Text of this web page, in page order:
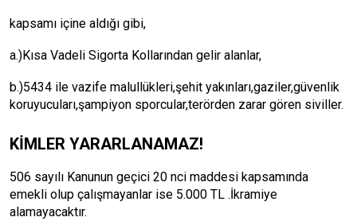
kapsamı içine aldığı gibi,
a.)Kısa Vadeli Sigorta Kollarından gelir alanlar,
b.)5434 ile vazife malullükleri,şehit yakınları,gaziler,güvenlik
koruyucuları,şampiyon sporcular,terörden zarar gören siviller.
KİMLER YARARLANAMAZ!
506 sayılı Kanunun geçici 20 nci maddesi kapsamında
emekli olup çalışmayanlar ise 5.000 TL .İkramiye
alamayacaktır.